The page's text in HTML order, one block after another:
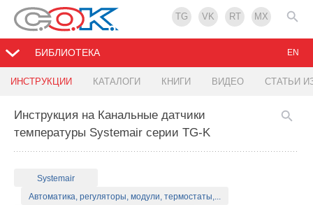
TG VK RT MX
БИБЛИОТЕКА
ИНСТРУКЦИИ КАТАЛОГИ КНИГИ ВИДЕО СТАТЬИ
EN
Инструкция на Канальные датчики
температуры Systemair серии TG-K
Systemair
Автоматика, регуляторы, модули, термостаты,...